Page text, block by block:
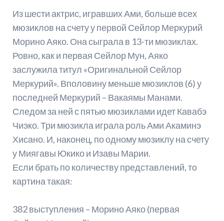
Из шести актрис, игравших Ами, больше всех
мюзиклов на счету у первой Сейлор Меркурий
Морино Аяко. Она сыграла в 13-ти мюзиклах.
Ровно, как и первая Сейлор Мун, Аяко
заслужила титул «Оригинальной Сейлор
Меркурий». Вполовину меньше мюзиклов (6) у
последней Меркурий – Вакаямы Манами.
Следом за ней с пятью мюзиклами идет Кавабэ
Чиэко. Три мюзикла играла роль Ами Акаминэ
Хисано. И, наконец, по одному мюзиклу на счету
у Миягавы Юкико и Изавы Марии.
Если брать по количеству представлений, то
картина такая:
382 выступления – Морино Аяко (первая